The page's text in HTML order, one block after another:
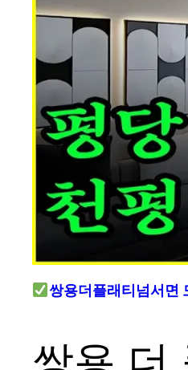
쌍용더플래티넘서면